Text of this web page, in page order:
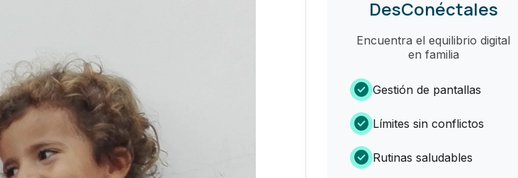
DesConéctales
Encuentra el equilibrio digital
en familia
check_circle Gestión de pantallas
check_circle Límites sin conflictos
check_circle Rutinas saludables